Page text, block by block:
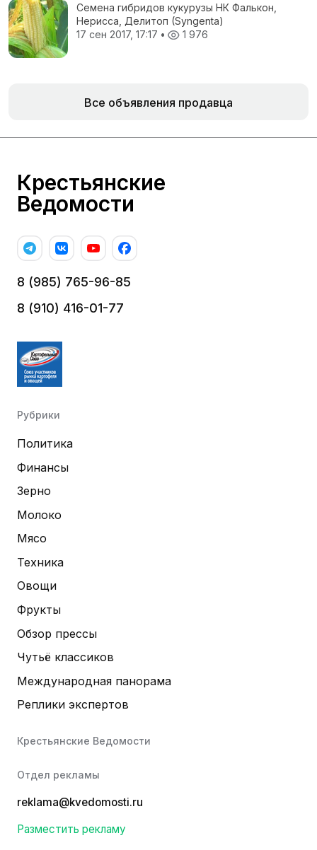
Семена гибридов кукурузы НК Фалькон,
Нерисса, Делитоп (Syngenta)
17 сен 2017, 17:17 • 1 976
Все объявления продавца
Крестьянские
Ведомости
8 (985) 765-96-85
8 (910) 416-01-77
Рубрики
Политика
Финансы
Зерно
Молоко
Мясо
Техника
Овощи
Фрукты
Обзор прессы
Чутьё классиков
Международная панорама
Реплики экспертов
Крестьянские Ведомости
Отдел рекламы
reklama@kvedomosti.ru
Разместить рекламу